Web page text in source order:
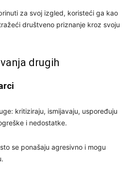
za svoj izgled, koristeći ga kao
društveno priznanje kroz svoju
drugih
kritiziraju, ismijavaju, uspoređuju
i nedostatke.
se ponašaju agresivno i mogu